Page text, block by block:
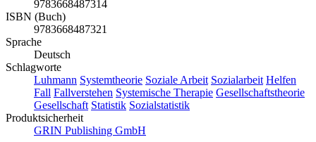
9783668487314
ISBN (Buch)
9783668487321
Sprache
Deutsch
Schlagworte
Luhmann Systemtheorie Soziale Arbeit Sozialarbeit Helfen
Fall Fallverstehen Systemische Therapie Gesellschaftstheorie
Gesellschaft Statistik Sozialstatistik
Produktsicherheit
GRIN Publishing GmbH